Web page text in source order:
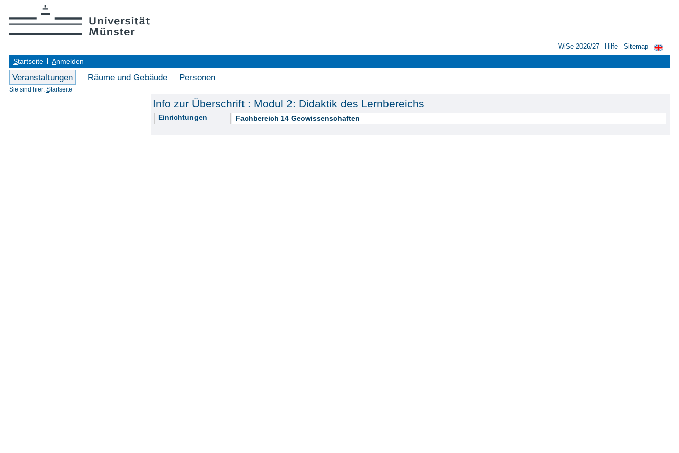
WiSe 2026/27 Hilfe
Sitemap
Startseite Anmelden
Veranstaltungen Räume und Gebäude Personen
Sie sind hier: Startseite
Info zur Überschrift : Modul 2: Didaktik des Lernbereichs
Einrichtungen Fachbereich 14 Geowissenschaften